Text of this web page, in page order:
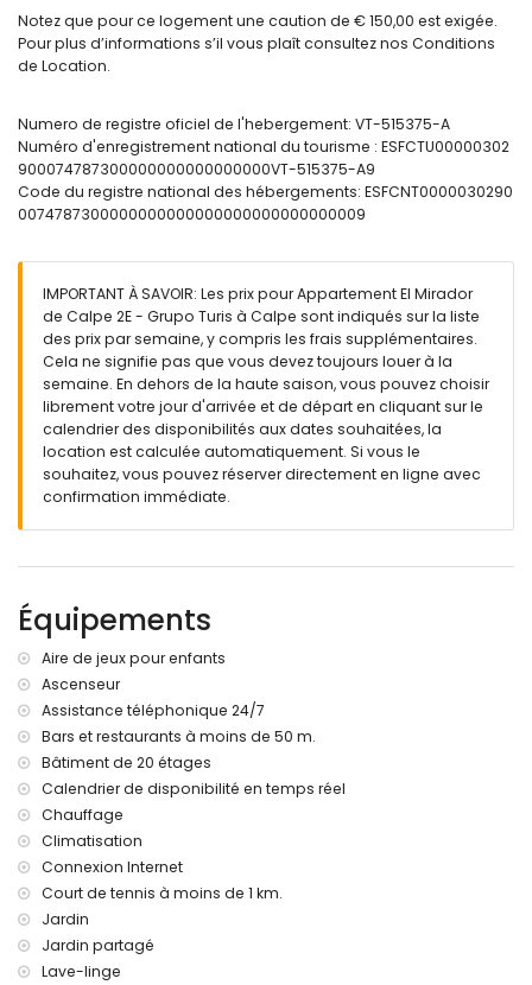
chambre avec climatisation, lit double et salle de bain
attenante
chambre avec climatisation et 2 lits simples
salle de bain avec lavabo simple, baignoire et toilettes
Extérieur de l'appartement
terrain clos
piscine commune
magnifique jardin avec pelouse
jardin commun avec pelouse
aire de jeux
douche extérieure
place de parking couverte privée
Informations supplémentaires
ville la plus proche : Calpe (à moins de 50 mètres de
l'appartement)
plage la plus proche : Plage d'Arenal (à moins de 25 mètres
de l'appartement)
deuxième aéroport le plus proche : Manises (Valence) (>
interdiction de fumer
animaux non admis
L'immeuble où se trouve le logement est équipé d'un
ascenseur.
Le logement est très adapté aux familles avec enfants.
Équipements et services privés inclus dans le prix de
location
internet (WiFi)
fer et planche à repasser
literie et serviettes
service d'urgence 24 heures sur 24
Équipements / services communs
Équipements et services privés en supplément
Notez que pour ce logement une caution de € 150,00 est exigée.
Pour plus d’informations s’il vous plaît consultez nos Conditions
de Location.
Numero de registre oficiel de l'hebergement: VT-515375-A
Numéro d'enregistrement national du tourisme : ESFCTU00000302
900074787300000000000000000VT-515375-A9
Code du registre national des hébergements: ESFCNT0000030290
0074787300000000000000000000000000009
IMPORTANT À SAVOIR: Les prix pour Appartement El Mirador
de Calpe 2E - Grupo Turis à Calpe sont indiqués sur la liste
des prix par semaine, y compris les frais supplémentaires.
Cela ne signifie pas que vous devez toujours louer à la
semaine. En dehors de la haute saison, vous pouvez choisir
librement votre jour d'arrivée et de départ en cliquant sur le
calendrier des disponibilités aux dates souhaitées, la
location est calculée automatiquement. Si vous le
souhaitez, vous pouvez réserver directement en ligne avec
confirmation immédiate.
Équipements
Aire de jeux pour enfants
Ascenseur
Assistance téléphonique 24/7
Bars et restaurants à moins de 50 m.
Bâtiment de 20 étages
Calendrier de disponibilité en temps réel
Chauffage
Climatisation
Connexion Internet
Court de tennis à moins de 1 km.
Jardin
Jardin partagé
Lave-linge